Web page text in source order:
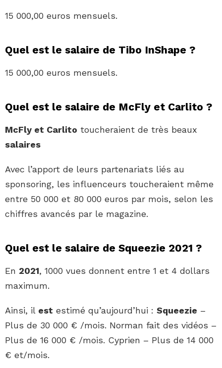
15 000,00 euros mensuels.
Quel est le salaire de Tibo InShape ?
15 000,00 euros mensuels.
Quel est le salaire de McFly et Carlito ?
McFly et Carlito toucheraient de très beaux
salaires
Avec l’apport de leurs partenariats liés au
sponsoring, les influenceurs toucheraient même
entre 50 000 et 80 000 euros par mois, selon les
chiffres avancés par le magazine.
Quel est le salaire de Squeezie 2021 ?
En 2021, 1000 vues donnent entre 1 et 4 dollars
maximum.
Ainsi, il est estimé qu’aujourd’hui : Squeezie –
Plus de 30 000 € /mois. Norman fait des vidéos –
Plus de 16 000 € /mois. Cyprien – Plus de 14 000
€ et/mois.